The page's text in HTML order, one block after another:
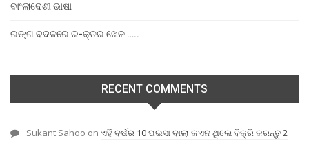
ବାଂଲାଦେଶୀ ଭାଷା
ରଙ୍ଗ ବଦଳରେ ର-କ୍ତର ଖେଳ …..
RECENT COMMENTS
Sukant Sahoo on ଏହି ବର୍ଷର 10 ପଇସା ବାଲା କଏନ ଥିଲେ ବିକ୍ରି କରନ୍ତୁ 2